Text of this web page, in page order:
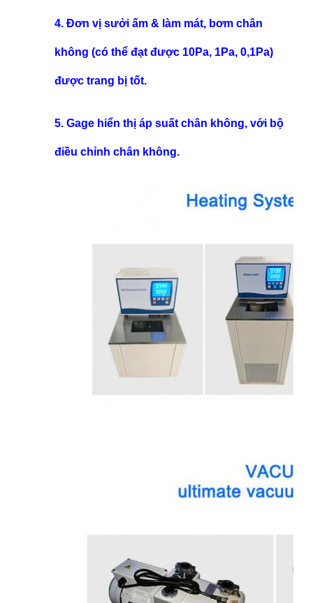
4. Đơn vị sưởi ấm & làm mát, bơm chân
không (có thể đạt được 10Pa, 1Pa, 0,1Pa)
được trang bị tốt.
5. Gage hiển thị áp suất chân không, với bộ
điều chỉnh chân không.